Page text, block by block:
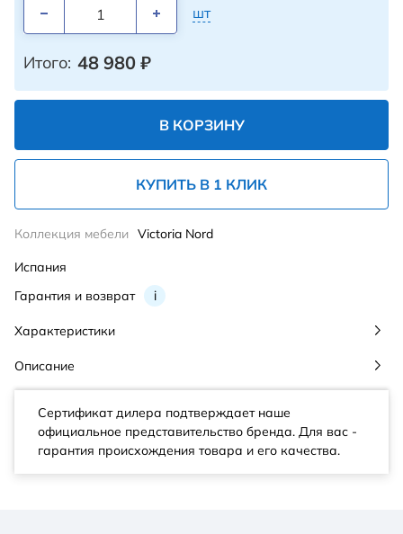
шт
Итого: 48 980 ₽
В КОРЗИНУ
КУПИТЬ В 1 КЛИК
Гарантия и возврат i
Коллекция мебели Victoria Nord
Испания
Характеристики
Описание
Сертификат дилера подтверждает наше
официальное представительство бренда. Для вас -
гарантия происхождения товара и его качества.